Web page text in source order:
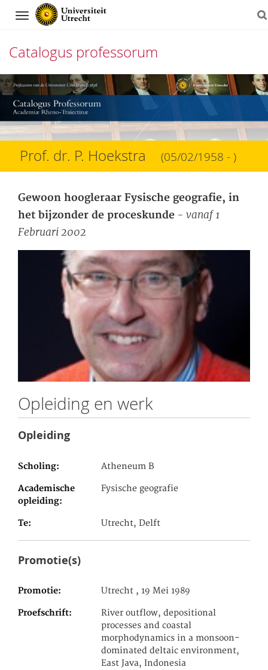
Navigation
Catalogus professorum
Direct
naar
het
inhoud
Prof. dr. P. Hoekstra (05/02/1958 - )
Gewoon hoogleraar Fysische geografie, in
het bijzonder de proceskunde - vanaf 1
Februari 2002
Opleiding en werk
Opleiding
Scholing Atheneum B
Academische
opleiding
Fysische geografie
Te Utrecht, Delft
Promotie(s)
Promotie Utrecht , 19 Mei 1989
Proefschrift
River outflow, depositional
processes and coastal
morphodynamics in a monsoon-
dominated deltaic environment,
East Java, Indonesia